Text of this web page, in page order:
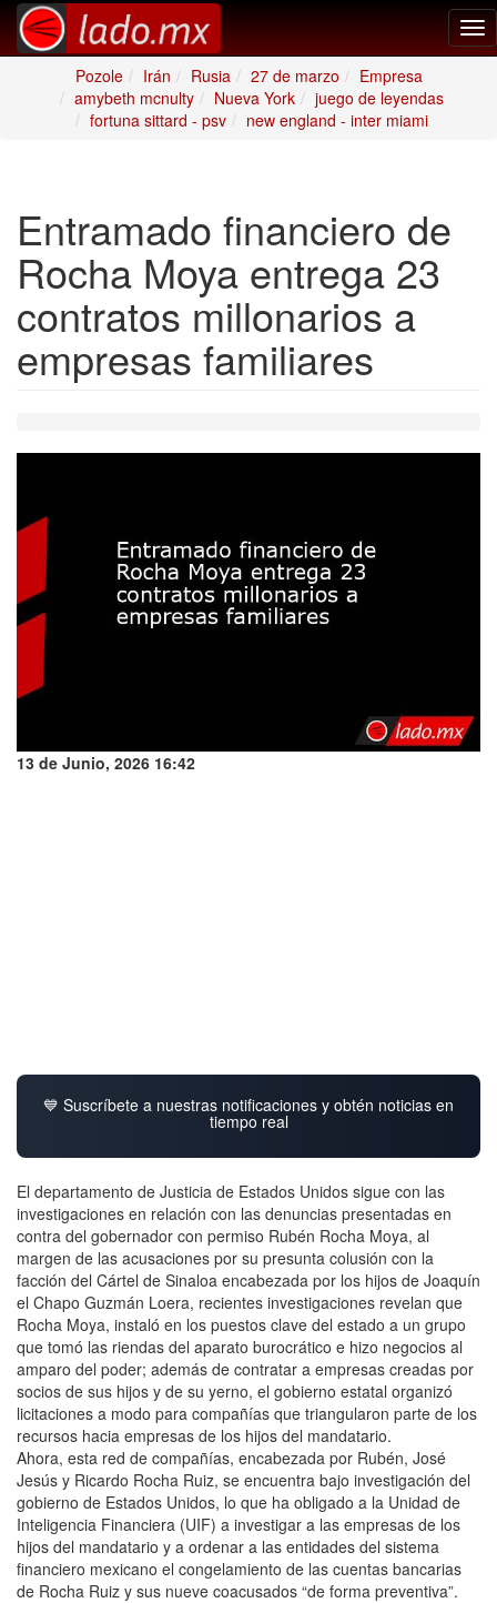
Pozole
Irán Rusia 27 de marzo
Empresa
amybeth mcnulty
Nueva York
juego de leyendas
fortuna sittard - psv
new england - inter miami
Entramado financiero de
Rocha Moya entrega 23
contratos millonarios a
empresas familiares
13 de Junio, 2026 16:42
💙 Suscríbete a nuestras notificaciones y obtén noticias en
tiempo real
El departamento de Justicia de Estados Unidos sigue con las
investigaciones en relación con las denuncias presentadas en
contra del gobernador con permiso Rubén Rocha Moya, al
margen de las acusaciones por su presunta colusión con la
facción del Cártel de Sinaloa encabezada por los hijos de Joaquín
el Chapo Guzmán Loera, recientes investigaciones revelan que
Rocha Moya, instaló en los puestos clave del estado a un grupo
que tomó las riendas del aparato burocrático e hizo negocios al
amparo del poder; además de contratar a empresas creadas por
socios de sus hijos y de su yerno, el gobierno estatal organizó
licitaciones a modo para compañías que triangularon parte de los
recursos hacia empresas de los hijos del mandatario.
Ahora, esta red de compañías, encabezada por Rubén, José
Jesús y Ricardo Rocha Ruiz, se encuentra bajo investigación del
gobierno de Estados Unidos, lo que ha obligado a la Unidad de
Inteligencia Financiera (UIF) a investigar a las empresas de los
hijos del mandatario y a ordenar a las entidades del sistema
financiero mexicano el congelamiento de las cuentas bancarias
de Rocha Ruiz y sus nueve coacusados “de forma preventiva”.